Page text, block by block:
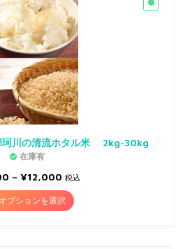
川の清流ホタル米 2kg~30kg
在庫有
– ¥12,000 価
帯:
¥1,000
税込
オプションを選択